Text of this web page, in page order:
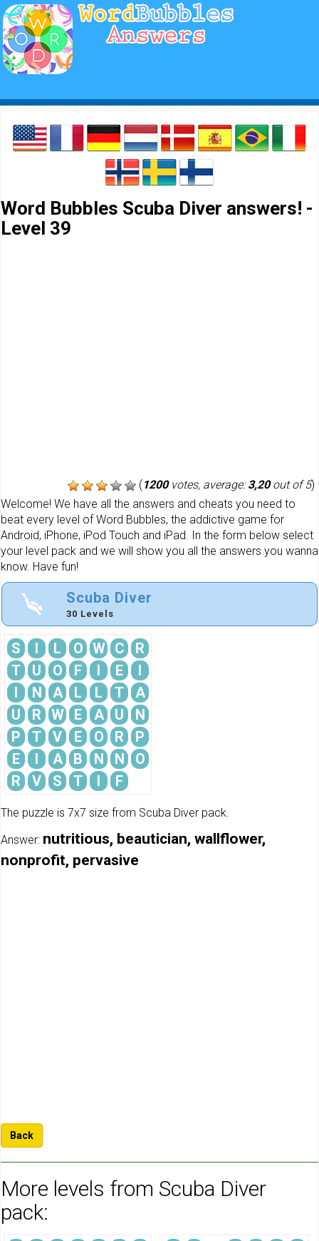
Word Bubbles Scuba Diver answers! -
Level 39
(1200votes, average:3,20out of 5)
Welcome! We have all the answers and cheats you need to
beat every level of Word Bubbles, the addictive game for
Android, iPhone, iPod Touch and iPad. In the form below select
your level pack and we will show you all the answers you wanna
know. Have fun!
Scuba Diver
30 Levels
S I L O W C
R
T
U O F I E
I
I
N A L L T
A
U
R W E A U
N
P
T V E O R
P
E
I A B N N
O
R
V S T I F
The puzzle is 7x7 size from Scuba Diver pack.
Answer: nutritious, beautician, wallflower,
nonprofit, pervasive
Back
More levels from Scuba Diver
pack: